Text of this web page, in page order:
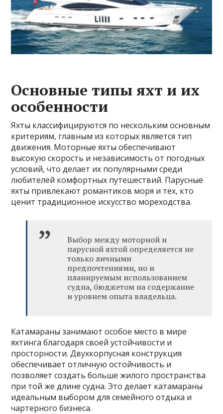
Основные типы яхт и их
особенности
Яхты классифицируются по нескольким основным
критериям, главным из которых является тип
движения. Моторные яхты обеспечивают
высокую скорость и независимость от погодных
условий, что делает их популярными среди
любителей комфортных путешествий. Парусные
яхты привлекают романтиков моря и тех, кто
ценит традиционное искусство мореходства.
Выбор между моторной и
парусной яхтой определяется не
только личными
предпочтениями, но и
планируемым использованием
судна, бюджетом на содержание
и уровнем опыта владельца.
Катамараны занимают особое место в мире
яхтинга благодаря своей устойчивости и
просторности. Двухкорпусная конструкция
обеспечивает отличную остойчивость и
позволяет создать больше жилого пространства
при той же длине судна. Это делает катамараны
идеальным выбором для семейного отдыха и
чартерного бизнеса.